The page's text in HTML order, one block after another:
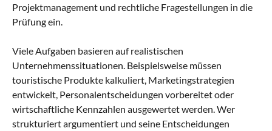
Projektmanagement und rechtliche Fragestellungen in die
Prüfung ein.
Viele Aufgaben basieren auf realistischen
Unternehmenssituationen. Beispielsweise müssen
touristische Produkte kalkuliert, Marketingstrategien
entwickelt, Personalentscheidungen vorbereitet oder
wirtschaftliche Kennzahlen ausgewertet werden. Wer
strukturiert argumentiert und seine Entscheidungen